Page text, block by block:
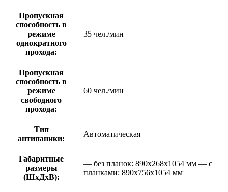
Пропускная
способность в
режиме
однократного
прохода:
35 чел./мин
Пропускная
способность в
режиме
свободного
прохода:
60 чел./мин
Тип
антипаники:
Автоматическая
Габаритные
размеры
(ШхДхВ):
— без планок: 890х268х1054 мм — с
планками: 890х756х1054 мм